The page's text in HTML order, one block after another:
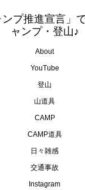
プ推進宣言」
ャンプ・登山♪
About
YouTube
登山
山道具
CAMP
CAMP道具
日々雑感
交通事故
Instagram